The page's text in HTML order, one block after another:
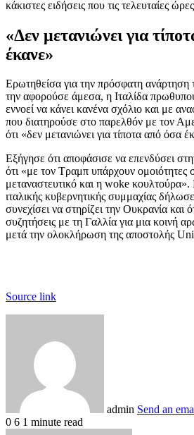
κάκιστες ειδήσεις που τις τελευταίες
«Δεν μετανιώνει για
έκανε»
Ερωτηθείσα για την πρόσφατη
την αφορούσε άμεσα, η Ιταλίδα
εννοεί να κάνει κανένα σχόλιο και με
που διατηρούσε στο παρελθόν με τον
ότι «δεν μετανιώνει για τίποτα από όσα
Εξήγησε ότι αποφάσισε να επενδύσει
ότι «με τον Τραμπ υπάρχουν ομοιότητες
μεταναστευτικό και η woke κουλτούρα».
ιταλικής κυβερνητικής συμμαχίας
συνεχίσει να στηρίζει την Ουκρανία και
συζητήσεις με τη Γαλλία για μια κοινή
μετά την ολοκλήρωση της αποστολής
Source link
admin Send an
0 6 1 minute read